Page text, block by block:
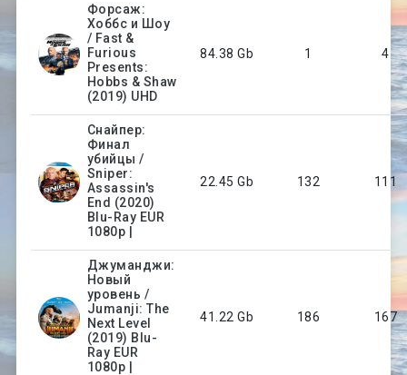
Форсаж:
Хоббс и Шоу
/ Fast &
Furious
Presents:
Hobbs & Shaw
(2019) UHD
84.38 Gb 1 4
Снайпер:
Финал
убийцы /
Sniper:
Assassin's
End (2020)
Blu-Ray EUR
1080p |
22.45 Gb 132 111
Джуманджи:
Новый
уровень /
Jumanji: The
Next Level
(2019) Blu-
Ray EUR
1080p |
41.22 Gb 186 167